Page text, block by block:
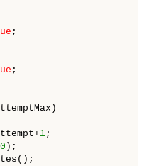
;
;
1;
);